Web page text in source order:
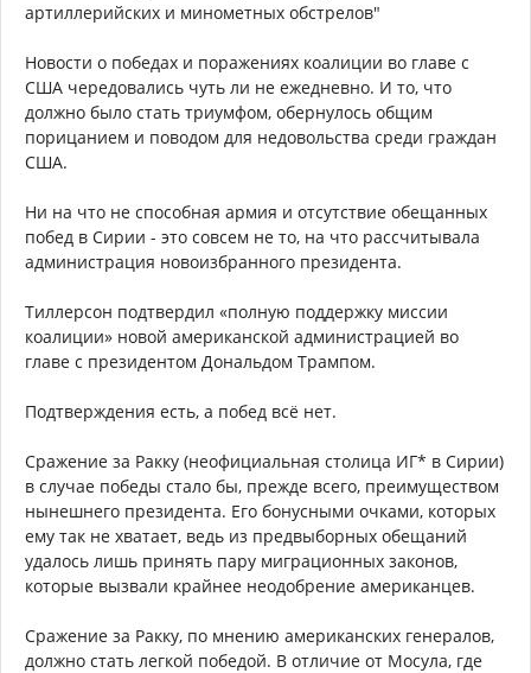
артиллерийских и минометных обстрелов"
Новости о победах и поражениях коалиции во главе с
США чередовались чуть ли не ежедневно. И то, что
должно было стать триумфом, обернулось общим
порицанием и поводом для недовольства среди граждан
США.
Ни на что не способная армия и отсутствие обещанных
побед в Сирии - это совсем не то, на что рассчитывала
администрация новоизбранного президента.
Тиллерсон подтвердил «полную поддержку миссии
коалиции» новой американской администрацией во
главе с президентом Дональдом Трампом.
Подтверждения есть, а побед всё нет.
Сражение за Ракку (неофициальная столица ИГ* в Сирии)
в случае победы стало бы, прежде всего, преимуществом
нынешнего президента. Его бонусными очками, которых
ему так не хватает, ведь из предвыборных обещаний
удалось лишь принять пару миграционных законов,
которые вызвали крайнее неодобрение американцев.
Сражение за Ракку, по мнению американских генералов,
должно стать легкой победой. В отличие от Мосула, где